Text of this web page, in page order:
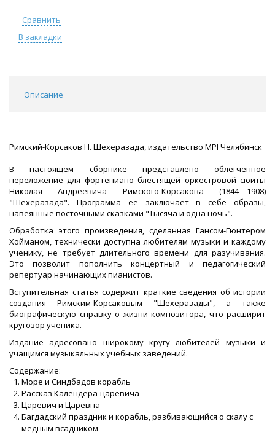
Сравнить
В закладки
Описание
Римский-Корсаков Н. Шехеразада, издательство MPI Челябинск
В настоящем сборнике представлено облегчённое
переложение для фортепиано блестящей оркестровой сюиты
Николая Андреевича Римского-Корсакова (1844—1908)
"Шехеразада". Программа её заключает в себе образы,
навеянные восточными сказками "Тысяча и одна ночь".
Обработка этого произведения, сделанная Гансом-Гюнтером
Хойманом, технически доступна любителям музыки и каждому
ученику, не требует длительного времени для разучивания.
Это позволит пополнить концертный и педагогический
репертуар начинающих пианистов.
Вступительная статья содержит краткие сведения об истории
создания Римским-Корсаковым "Шехеразады", а также
биографическую справку о жизни композитора, что расширит
кругозор ученика.
Издание адресовано широкому кругу любителей музыки и
учащимся музыкальных учебных заведений.
Содержание:
Море и Синдбадов корабль
Рассказ Календера-царевича
Царевич и Царевна
Багдадский праздник и корабль, разбивающийся о скалу с
медным всадником